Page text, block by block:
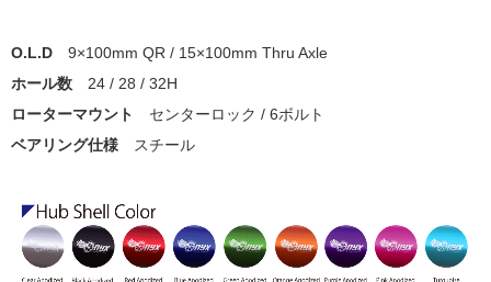
O.L.D 9×100mm QR / 15×100mm Thru Axle
ホール数 24 / 28 / 32H
ローターマウント センターロック / 6ボルト
ベアリング仕様 スチール